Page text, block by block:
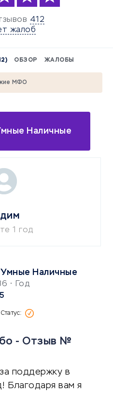
412
жалоб
ОБЗОР ЖАЛОБЫ
МФО
Наличные
Умные Наличные
• Год
- Отзыв №
поддержку в
Благодаря вам я
1 год